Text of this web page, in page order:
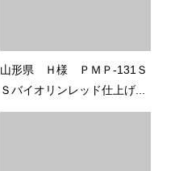
山形県 Ｈ様 ＰＭＰ-131Ｓ
Ｓバイオリンレッド仕上げ...